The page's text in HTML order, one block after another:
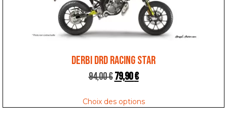
DERBI DRD RACING STAR
94,00€79,90€
Choix des options